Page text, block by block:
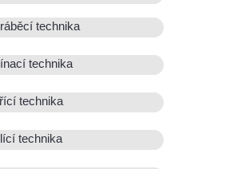
technika
technika
technika
technika